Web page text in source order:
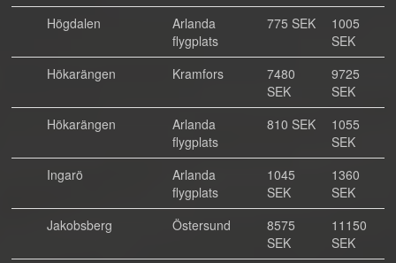
Högdalen
Arlanda
flygplats
775 SEK
1005
SEK
Hökarängen
Kramfors
7480
SEK
9725
SEK
Hökarängen
Arlanda
flygplats
810 SEK
1055
SEK
Ingarö
Arlanda
flygplats
1045
SEK
1360
SEK
Jakobsberg
Östersund
8575
SEK
11150
SEK